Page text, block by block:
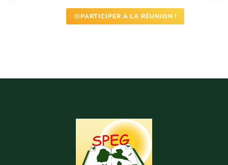
PARTICIPER À LA RÉUNION !